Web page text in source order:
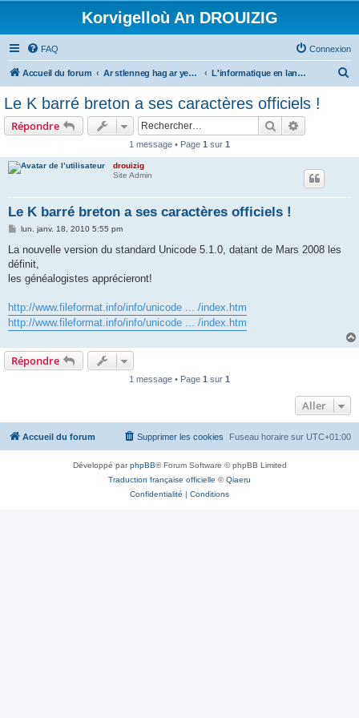
Korvigelloù An DROUIZIG
FAQ Connexion
Accueil du forum Ar stlenneg hag ar yezhoù bihan er bed a-bezh L'informatique en langues régionales et minoritaires
Le K barré breton a ses caractères officiels !
Répondre Rechercher
1 message • Page 1 sur 1
drouizig
Site Admin
Le K barré breton a ses caractères officiels !
M
s
a
g
lun. janv. 18, 2010 5:55 pm
La nouvelle version du standard Unicode 5.1.0, datant de Mars 2008 les
définit,
les généalogistes apprécieront!
http://www.fileformat.info/info/unicode ... /index.htm
http://www.fileformat.info/info/unicode ... /index.htm
Répondre
1 message • Page 1 sur 1
Aller
Accueil du forum Fuseau horaire sur UTC+01:00
Supprimer les cookies
Développé parphpBB® Forum Software © phpBB Limited
Traduction française officielle ©Qiaeru
Confidentialité | Conditions